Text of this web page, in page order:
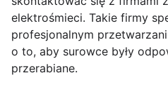
elektrośmieci. Takie firmy
profesjonalnym
o to, aby surowce były
przerabiane.